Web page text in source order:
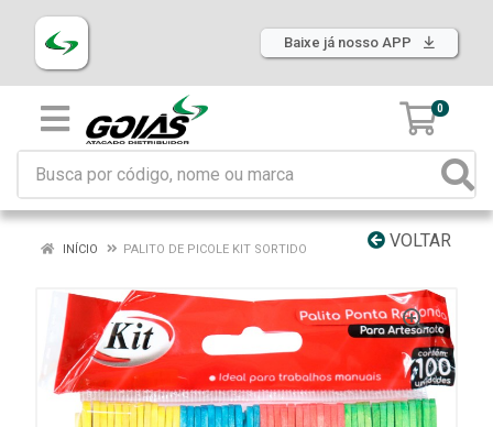
Baixe já nosso APP
0
VOLTAR
INÍCIO PALITO DE PICOLE KIT SORTIDO